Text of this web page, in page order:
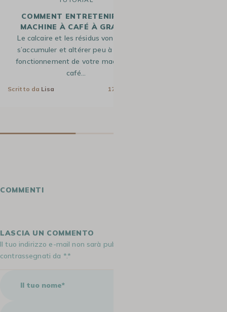
COMMENT ENTRETENIR SA
MACHINE À CAFÉ À GRAIN ?
Le calcaire et les résidus vont venir
s’accumuler et altérer peu à peu le
fonctionnement de votre machine à
café…
Scritto da Lisa 17 Mar 2023
COMMENTI
LASCIA UN COMMENTO
Il tuo indirizzo e-mail non sarà pubblicato. I campi obbligatori sono
contrassegnati da *.*